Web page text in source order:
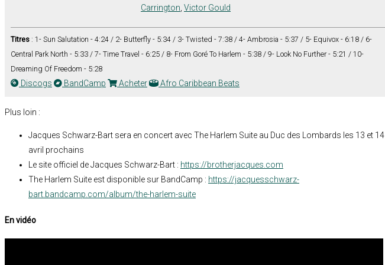
Carrington Victor Gould
Titres : 1- Sun Salutation - 4:24 / 2- Butterfly - 5:34 / 3- Twisted - 7:38 / 4- Ambrosia - 5:37 / 5- Equivox - 6:18 / 6-
Central Park North - 5:33 / 7- Time Travel - 6:25 / 8- From Goré To Harlem - 5:38 / 9- Look No Further - 5:21 / 10-
Dreaming Of Freedom - 5:28
Discogs BandCamp Acheter Afro Caribbean Beats
Plus loin :
Jacques Schwarz-Bart sera en concert avec The Harlem Suite au Duc des Lombards les 13 et 14
avril prochains
Le site officiel de Jacques Schwarz-Bart : https://brotherjacques.com
The Harlem Suite est disponible sur BandCamp : https://jacquesschwarz-
bart.bandcamp.com/album/the-harlem-suite
En vidéo